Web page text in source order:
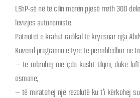
LShP-së në të cilin morën pjesë rreth 300
lëvizjes autonomiste.
Patriotët e krahut radikal të kryesuar nga
Kuvend programin e tyre të përmbledhur në
– të mbrohej me çdo kusht Ulqini, duke
osmane;
– të miratohej një rezolutë ku t’i kërkohej